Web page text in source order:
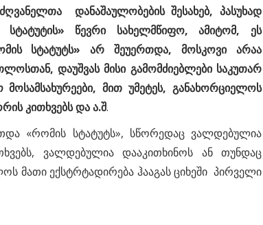
დანაშაულობების შესახებ, პასუხად
წევრი სახელმწიფო, ამიტომ, ეს
სტატუტს» არ შეუერთდა, მოსკოვი არაა
დაუშვას მისი გამომძიებლები საკუთარ
მით უმეტეს, განახორციელოს
კითხვებს და ა.შ.
«რომის სტატუტს», სწორედაც ვალდებულია
ვალდებულია დააკითხინოს ან თუნდაც
მათი ექსტრტადირება ჰააგას ციხეში პირველი